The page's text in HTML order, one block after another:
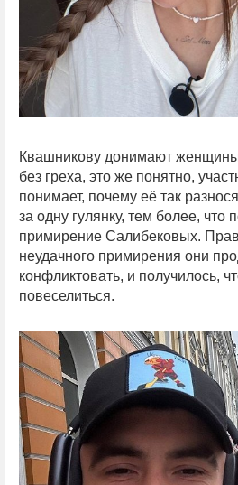
Квашникову донимают
без греха, это же понятно,
понимает, почему её так
за одну гулянку, тем более, что
примирение Салибековых.
неудачного примирения они
конфликтовать, и получилось,
повеселиться.